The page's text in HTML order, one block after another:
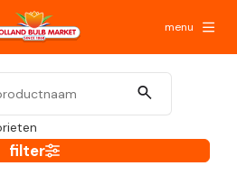
menu
filter